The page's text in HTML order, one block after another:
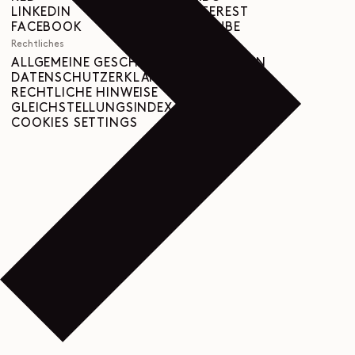
LINKEDIN
FACEBOOK
PINTEREST
YOUTUBE
Rechtliches
ALLGEMEINE GESCHÄFTSBEDINGUNGEN
DATENSCHUTZERKLÄRUNG
RECHTLICHE HINWEISE
GLEICHSTELLUNGSINDEX
COOKIES SETTINGS